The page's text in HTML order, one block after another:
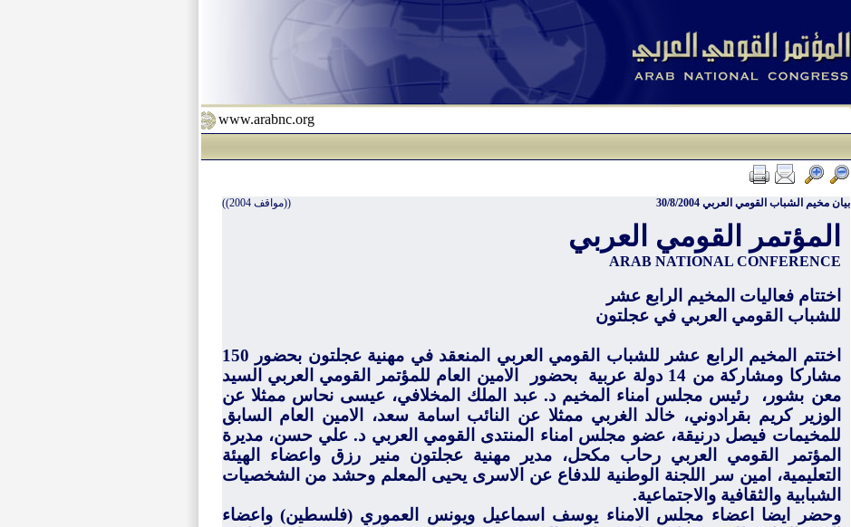
www.arabnc.org
بيان مخيم الشباب القومي العربي 30/8/2004 ((مواقف 2004))
المؤتمر القومي العربي
ARAB NATIONAL CONFERENCE
اختتام فعاليات المخيم الرابع عشر
للشباب القومي العربي في عجلتون
اختتم المخيم الرابع عشر للشباب القومي العربي المنعقد في مهنية عجلتون بحضور 150
مشاركا ومشاركة من 14 دولة عربية
بحضور
الامين العام للمؤتمر القومي العربي السيد
معن بشور،
رئيس مجلس امناء المخيم د. عبد الملك المخلافي، عيسى نحاس ممثلا عن
الوزير كريم بقرادوني، خالد الغربي ممثلا عن النائب اسامة سعد، الامين العام السابق
للمخيمات فيصل درنيقة، عضو مجلس امناء المنتدى القومي العربي د. علي حسن، مديرة
المؤتمر القومي العربي رحاب مكحل، مدير مهنية عجلتون منير رزق واعضاء الهيئة
التعليمية، امين سر اللجنة الوطنية للدفاع عن الاسرى يحيى المعلم وحشد من الشخصيات
الشبابية والثقافية والاجتماعية.
وحضر ايضا اعضاء مجلس الامناء يوسف اسماعيل ويونس العموري (فلسطين) واعضاء